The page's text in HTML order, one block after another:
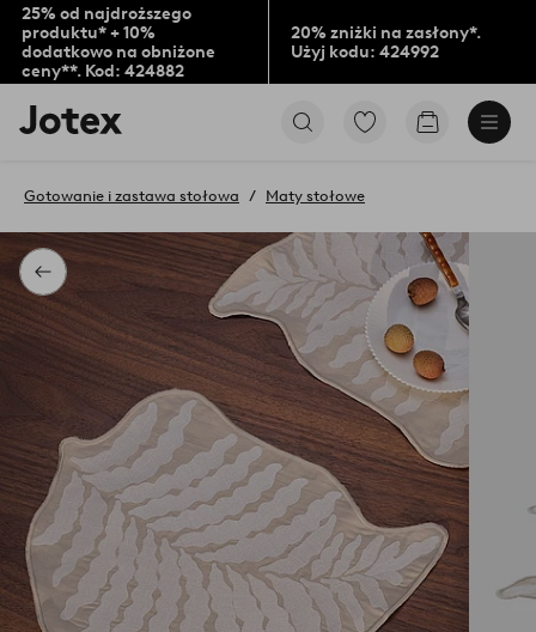
25% od najdroższego
produktu* + 10%
dodatkowo na obniżone
ceny**. Kod: 424882
20% zniżki na zasłony*.
Użyj kodu: 424992
Logo
Jotex
na
stronę
Przejdź
oznaczonych
Przejdź
Powrót
Gotowanie i zastawa stołowa Maty stołowe